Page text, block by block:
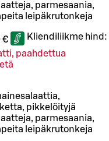
parmesaania,
leipäkrutonkeja
€ Kliendiliikme hind:
paahdettua
pikkelöityjä
parmesaania,
leipäkrutonkeja